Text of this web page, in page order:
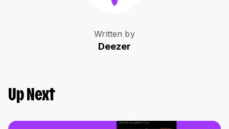
Written by
Deezer
Up Next